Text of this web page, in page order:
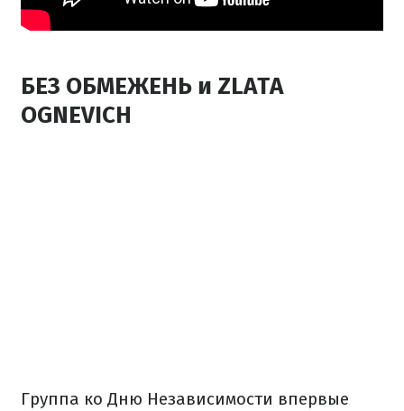
БЕЗ ОБМЕЖЕНЬ и ZLATA
OGNEVICH
Группа ко Дню Независимости впервые